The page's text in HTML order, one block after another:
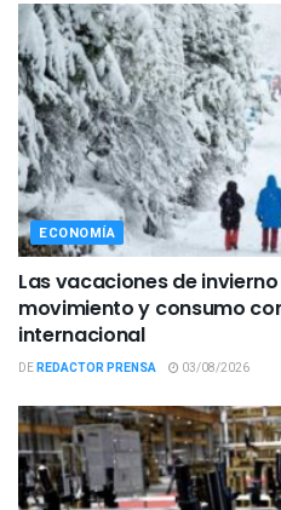
ECONOMÍA
Las vacaciones de
movimiento y consumo
internacional
DEREDACTOR PRENSA 03/08/2026